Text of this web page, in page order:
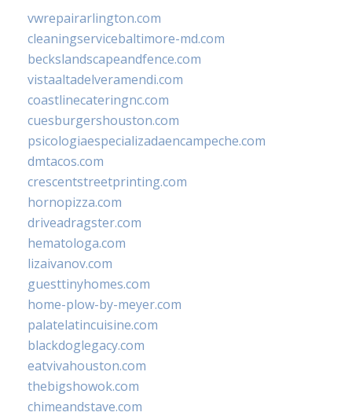
vwrepairarlington.com
cleaningservicebaltimore-md.com
beckslandscapeandfence.com
vistaaltadelveramendi.com
coastlinecateringnc.com
cuesburgershouston.com
psicologiaespecializadaencampeche.com
dmtacos.com
crescentstreetprinting.com
hornopizza.com
driveadragster.com
hematologa.com
lizaivanov.com
guesttinyhomes.com
home-plow-by-meyer.com
palatelatincuisine.com
blackdoglegacy.com
eatvivahouston.com
thebigshowok.com
chimeandstave.com